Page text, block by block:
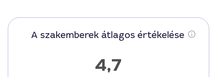
A szakemberek átlagos értékelése
4,7